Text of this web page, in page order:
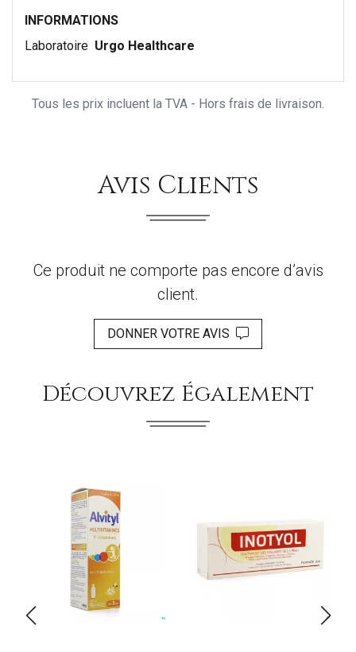
INFORMATIONS
Laboratoire Urgo Healthcare
Tous les prix incluent la TVA - Hors frais de livraison.
Avis Clients
Ce produit ne comporte pas encore d’avis
client.
DONNER VOTRE AVIS
Découvrez Également